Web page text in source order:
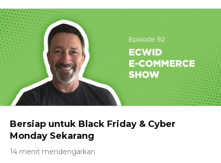
Bersiap untuk Black Friday & Cyber ​​
Monday Sekarang
14 menit mendengarkan